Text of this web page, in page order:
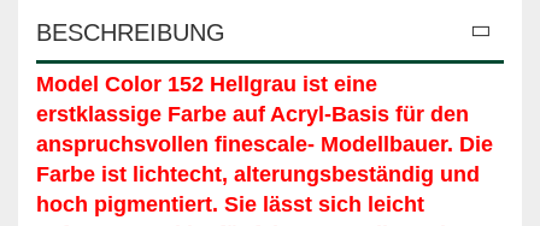
BESCHREIBUNG
Model Color 152 Hellgrau ist eine
erstklassige Farbe auf Acryl-Basis für den
anspruchsvollen finescale- Modellbauer. Die
Farbe ist lichtecht, alterungsbeständig und
hoch pigmentiert. Sie lässt sich leicht